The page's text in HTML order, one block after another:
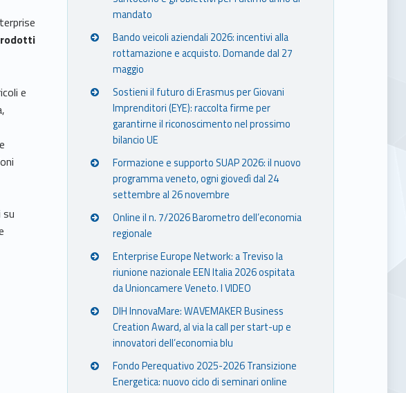
e
mandato
Bando veicoli aziendali 2026: incentivi alla
rottamazione e acquisto. Domande dal 27
maggio
Sostieni il futuro di Erasmus per Giovani
Imprenditori (EYE): raccolta firme per
garantirne il riconoscimento nel prossimo
bilancio UE
Formazione e supporto SUAP 2026: il nuovo
programma veneto, ogni giovedì dal 24
settembre al 26 novembre
Online il n. 7/2026 Barometro dell’economia
regionale
Enterprise Europe Network: a Treviso la
riunione nazionale EEN Italia 2026 ospitata
da Unioncamere Veneto. I VIDEO
DIH InnovaMare: WAVEMAKER Business
Creation Award, al via la call per start-up e
innovatori dell’economia blu
Fondo Perequativo 2025-2026 Transizione
Energetica: nuovo ciclo di seminari online